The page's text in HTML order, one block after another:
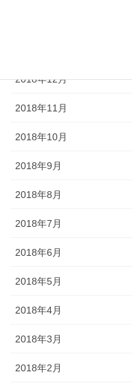
2018年12月
2018年11月
2018年10月
2018年9月
2018年8月
2018年7月
2018年6月
2018年5月
2018年4月
2018年3月
2018年2月